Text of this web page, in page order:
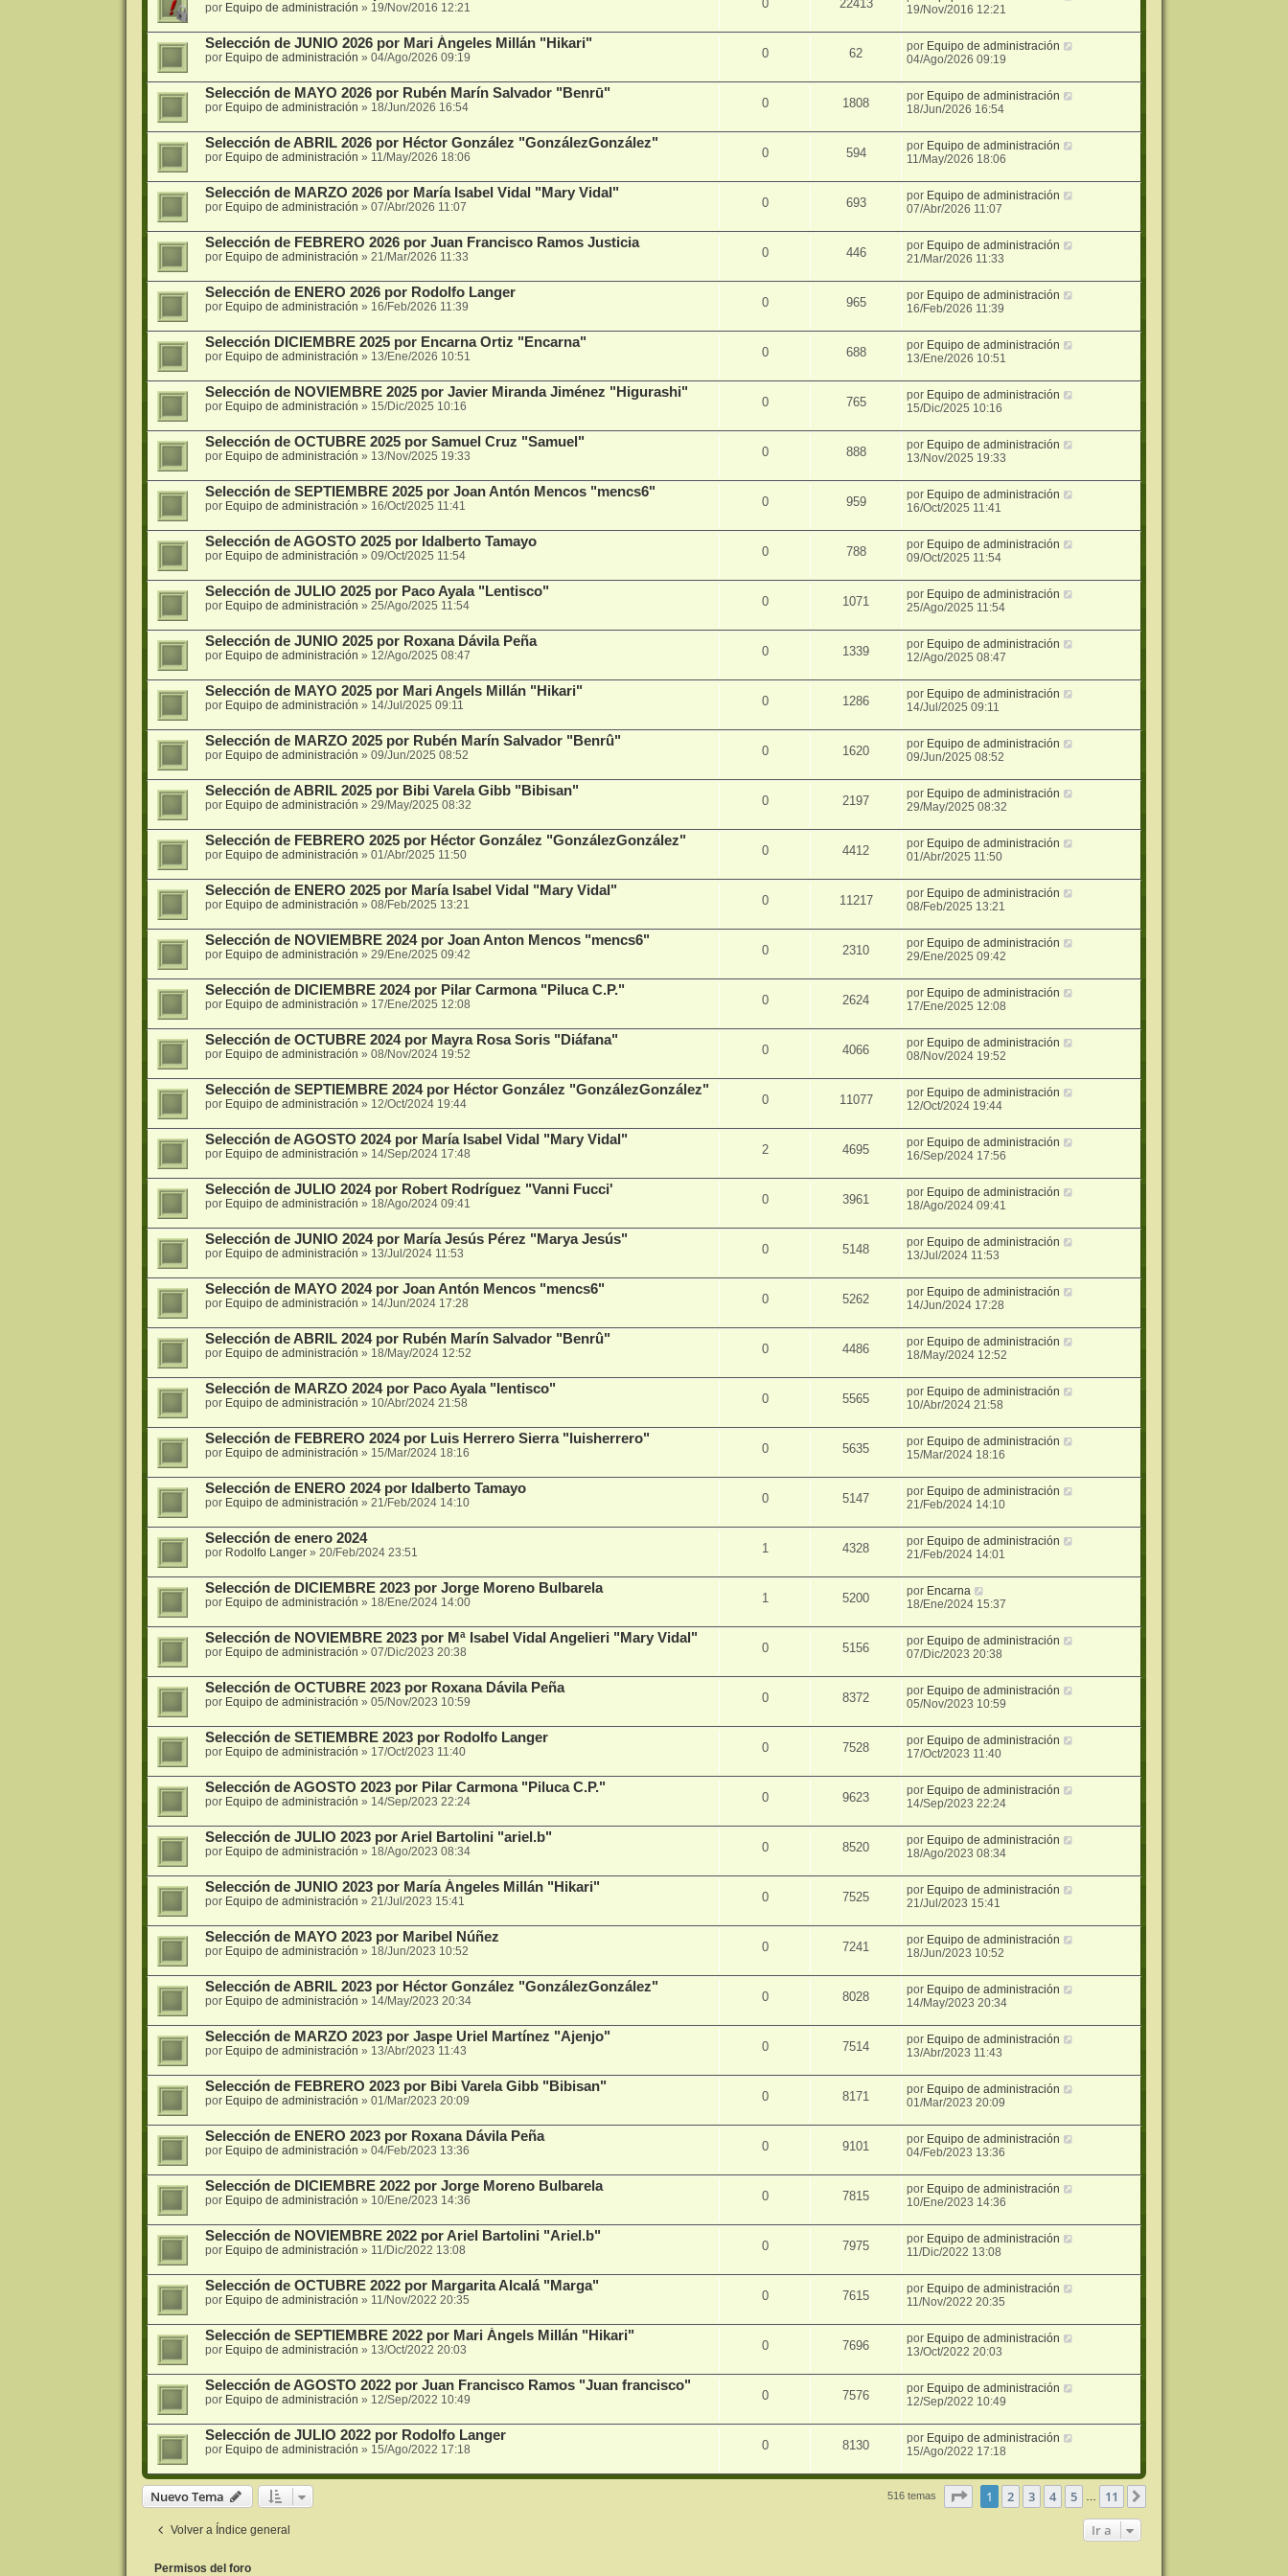
por Equipo de administración » 19/Nov/2016 12:21 0 22413
19/Nov/2016 12:21
Selección de JUNIO 2026 por Mari Ángeles Millán "Hikari"
por Equipo de administración » 04/Ago/2026 09:19 0 62 por Equipo de administración
04/Ago/2026 09:19
Selección de MAYO 2026 por Rubén Marín Salvador "Benrū"
por Equipo de administración » 18/Jun/2026 16:54 0 1808 por Equipo de administración
18/Jun/2026 16:54
Selección de ABRIL 2026 por Héctor González "GonzálezGonzález"
por Equipo de administración » 11/May/2026 18:06 0 594 por Equipo de administración
11/May/2026 18:06
Selección de MARZO 2026 por María Isabel Vidal "Mary Vidal"
por Equipo de administración » 07/Abr/2026 11:07 0 693 por Equipo de administración
07/Abr/2026 11:07
Selección de FEBRERO 2026 por Juan Francisco Ramos Justicia
por Equipo de administración » 21/Mar/2026 11:33 0 446 por Equipo de administración
21/Mar/2026 11:33
Selección de ENERO 2026 por Rodolfo Langer
por Equipo de administración » 16/Feb/2026 11:39 0 965 por Equipo de administración
16/Feb/2026 11:39
Selección DICIEMBRE 2025 por Encarna Ortiz "Encarna"
por Equipo de administración » 13/Ene/2026 10:51 0 688 por Equipo de administración
13/Ene/2026 10:51
Selección de NOVIEMBRE 2025 por Javier Miranda Jiménez "Higurashi"
por Equipo de administración » 15/Dic/2025 10:16 0 765 por Equipo de administración
15/Dic/2025 10:16
Selección de OCTUBRE 2025 por Samuel Cruz "Samuel"
por Equipo de administración » 13/Nov/2025 19:33 0 888 por Equipo de administración
13/Nov/2025 19:33
Selección de SEPTIEMBRE 2025 por Joan Antón Mencos "mencs6"
por Equipo de administración » 16/Oct/2025 11:41 0 959 por Equipo de administración
16/Oct/2025 11:41
Selección de AGOSTO 2025 por Idalberto Tamayo
por Equipo de administración » 09/Oct/2025 11:54 0 788 por Equipo de administración
09/Oct/2025 11:54
Selección de JULIO 2025 por Paco Ayala "Lentisco"
por Equipo de administración » 25/Ago/2025 11:54 0 1071 por Equipo de administración
25/Ago/2025 11:54
Selección de JUNIO 2025 por Roxana Dávila Peña
por Equipo de administración » 12/Ago/2025 08:47 0 1339 por Equipo de administración
12/Ago/2025 08:47
Selección de MAYO 2025 por Mari Angels Millán "Hikari"
por Equipo de administración » 14/Jul/2025 09:11 0 1286 por Equipo de administración
14/Jul/2025 09:11
Selección de MARZO 2025 por Rubén Marín Salvador "Benrû"
por Equipo de administración » 09/Jun/2025 08:52 0 1620 por Equipo de administración
09/Jun/2025 08:52
Selección de ABRIL 2025 por Bibi Varela Gibb "Bibisan"
por Equipo de administración » 29/May/2025 08:32 0 2197 por Equipo de administración
29/May/2025 08:32
Selección de FEBRERO 2025 por Héctor González "GonzálezGonzález"
por Equipo de administración » 01/Abr/2025 11:50 0 4412 por Equipo de administración
01/Abr/2025 11:50
Selección de ENERO 2025 por María Isabel Vidal "Mary Vidal"
por Equipo de administración » 08/Feb/2025 13:21 0 11217 por Equipo de administración
08/Feb/2025 13:21
Selección de NOVIEMBRE 2024 por Joan Anton Mencos "mencs6"
por Equipo de administración » 29/Ene/2025 09:42 0 2310 por Equipo de administración
29/Ene/2025 09:42
Selección de DICIEMBRE 2024 por Pilar Carmona "Piluca C.P."
por Equipo de administración » 17/Ene/2025 12:08 0 2624 por Equipo de administración
17/Ene/2025 12:08
Selección de OCTUBRE 2024 por Mayra Rosa Soris "Diáfana"
por Equipo de administración » 08/Nov/2024 19:52 0 4066 por Equipo de administración
08/Nov/2024 19:52
Selección de SEPTIEMBRE 2024 por Héctor González "GonzálezGonzález"
por Equipo de administración » 12/Oct/2024 19:44 0 11077 por Equipo de administración
12/Oct/2024 19:44
Selección de AGOSTO 2024 por María Isabel Vidal "Mary Vidal"
por Equipo de administración » 14/Sep/2024 17:48 2 4695 por Equipo de administración
16/Sep/2024 17:56
Selección de JULIO 2024 por Robert Rodríguez "Vanni Fucci'
por Equipo de administración » 18/Ago/2024 09:41 0 3961 por Equipo de administración
18/Ago/2024 09:41
Selección de JUNIO 2024 por María Jesús Pérez "Marya Jesús"
por Equipo de administración » 13/Jul/2024 11:53 0 5148 por Equipo de administración
13/Jul/2024 11:53
Selección de MAYO 2024 por Joan Antón Mencos "mencs6"
por Equipo de administración » 14/Jun/2024 17:28 0 5262 por Equipo de administración
14/Jun/2024 17:28
Selección de ABRIL 2024 por Rubén Marín Salvador "Benrû"
por Equipo de administración » 18/May/2024 12:52 0 4486 por Equipo de administración
18/May/2024 12:52
Selección de MARZO 2024 por Paco Ayala "lentisco"
por Equipo de administración » 10/Abr/2024 21:58 0 5565 por Equipo de administración
10/Abr/2024 21:58
Selección de FEBRERO 2024 por Luis Herrero Sierra "luisherrero"
por Equipo de administración » 15/Mar/2024 18:16 0 5635 por Equipo de administración
15/Mar/2024 18:16
Selección de ENERO 2024 por Idalberto Tamayo
por Equipo de administración » 21/Feb/2024 14:10 0 5147 por Equipo de administración
21/Feb/2024 14:10
Selección de enero 2024
por Rodolfo Langer» 20/Feb/2024 23:51 1 4328 por Equipo de administración
21/Feb/2024 14:01
Selección de DICIEMBRE 2023 por Jorge Moreno Bulbarela
por Equipo de administración » 18/Ene/2024 14:00 1 5200 por Encarna
18/Ene/2024 15:37
Selección de NOVIEMBRE 2023 por Mª Isabel Vidal Angelieri "Mary Vidal"
por Equipo de administración » 07/Dic/2023 20:38 0 5156 por Equipo de administración
07/Dic/2023 20:38
Selección de OCTUBRE 2023 por Roxana Dávila Peña
por Equipo de administración » 05/Nov/2023 10:59 0 8372 por Equipo de administración
05/Nov/2023 10:59
Selección de SETIEMBRE 2023 por Rodolfo Langer
por Equipo de administración » 17/Oct/2023 11:40 0 7528 por Equipo de administración
17/Oct/2023 11:40
Selección de AGOSTO 2023 por Pilar Carmona "Piluca C.P."
por Equipo de administración » 14/Sep/2023 22:24 0 9623 por Equipo de administración
14/Sep/2023 22:24
Selección de JULIO 2023 por Ariel Bartolini "ariel.b"
por Equipo de administración » 18/Ago/2023 08:34 0 8520 por Equipo de administración
18/Ago/2023 08:34
Selección de JUNIO 2023 por María Ángeles Millán "Hikari"
por Equipo de administración » 21/Jul/2023 15:41 0 7525 por Equipo de administración
21/Jul/2023 15:41
Selección de MAYO 2023 por Maribel Núñez
por Equipo de administración » 18/Jun/2023 10:52 0 7241 por Equipo de administración
18/Jun/2023 10:52
Selección de ABRIL 2023 por Héctor González "GonzálezGonzález"
por Equipo de administración » 14/May/2023 20:34 0 8028 por Equipo de administración
14/May/2023 20:34
Selección de MARZO 2023 por Jaspe Uriel Martínez "Ajenjo"
por Equipo de administración » 13/Abr/2023 11:43 0 7514 por Equipo de administración
13/Abr/2023 11:43
Selección de FEBRERO 2023 por Bibi Varela Gibb "Bibisan"
por Equipo de administración » 01/Mar/2023 20:09 0 8171 por Equipo de administración
01/Mar/2023 20:09
Selección de ENERO 2023 por Roxana Dávila Peña
por Equipo de administración » 04/Feb/2023 13:36 0 9101 por Equipo de administración
04/Feb/2023 13:36
Selección de DICIEMBRE 2022 por Jorge Moreno Bulbarela
por Equipo de administración » 10/Ene/2023 14:36 0 7815 por Equipo de administración
10/Ene/2023 14:36
Selección de NOVIEMBRE 2022 por Ariel Bartolini "Ariel.b"
por Equipo de administración » 11/Dic/2022 13:08 0 7975 por Equipo de administración
11/Dic/2022 13:08
Selección de OCTUBRE 2022 por Margarita Alcalá "Marga"
por Equipo de administración » 11/Nov/2022 20:35 0 7615 por Equipo de administración
11/Nov/2022 20:35
Selección de SEPTIEMBRE 2022 por Mari Ángels Millán "Hikari"
por Equipo de administración » 13/Oct/2022 20:03 0 7696 por Equipo de administración
13/Oct/2022 20:03
Selección de AGOSTO 2022 por Juan Francisco Ramos "Juan francisco"
por Equipo de administración » 12/Sep/2022 10:49 0 7576 por Equipo de administración
12/Sep/2022 10:49
Selección de JULIO 2022 por Rodolfo Langer
por Equipo de administración » 15/Ago/2022 17:18 0 8130 por Equipo de administración
15/Ago/2022 17:18
Nuevo Tema 516 temas Página1 de 11
1 2 3 4 5 11
Volver a Índice general Ir a
Permisos del foro